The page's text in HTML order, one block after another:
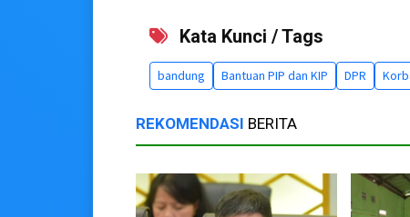
Kata Kunci / Tags
bandung Bantuan PIP dan KIP DPR
REKOMENDASI BERITA